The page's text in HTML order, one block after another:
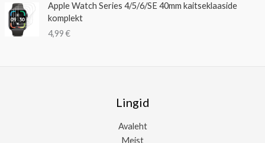
Apple Watch Series 4/5/6/SE 40mm kaitseklaaside
komplekt
4,99€
Lingid
Avaleht
Meist